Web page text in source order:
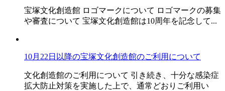
宝塚文化創造館 ロゴマークについて ロゴマークの募集
や審査について 宝塚文化創造館は10周年を記念して...
10月22日以降の宝塚文化創造館のご利用について
文化創造館のご利用について 引き続き、十分な感染症
拡大防止対策を実施した上で、通常どおりご利用い